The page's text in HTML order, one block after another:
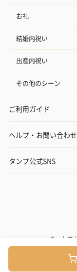
お礼
結婚内祝い
出産内祝い
その他のシーン
ご利用ガイド
ヘルプ・お問い合わせ
タンプ公式SNS
ネットで